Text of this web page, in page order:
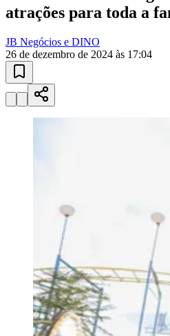
JB Negócios e DINO
26 de dezembro de 2024 às 17:04